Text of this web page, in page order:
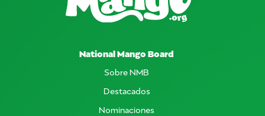
National Mango Board
Sobre NMB
Destacados
Nominaciones